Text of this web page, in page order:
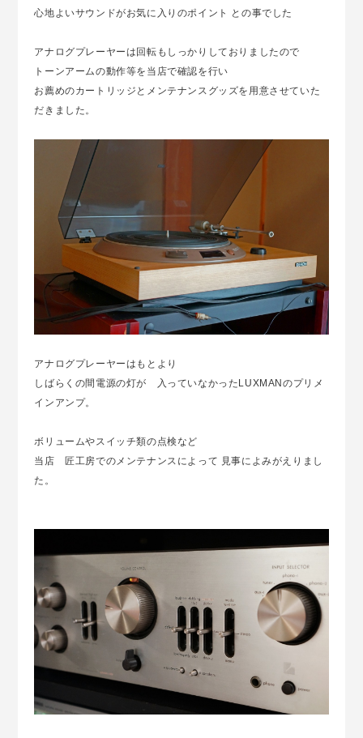
心地よいサウンドがお気に入りのポイント との事でした
アナログプレーヤーは回転もしっかりしておりましたので
トーンアームの動作等を当店で確認を行い
お薦めのカートリッジとメンテナンスグッズを用意させていた
だきました。
アナログプレーヤーはもとより
しばらくの間電源の灯が 入っていなかったLUXMANのプリメ
インアンプ。
ボリュームやスイッチ類の点検など
当店 匠工房でのメンテナンスによって 見事によみがえりまし
た。